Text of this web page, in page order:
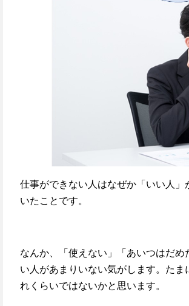
仕事ができない人はなぜか「いい人
いたことです。
なんか、「使えない」「あいつはだ
い人があまりいない気がします。た
れくらいではないかと思います。